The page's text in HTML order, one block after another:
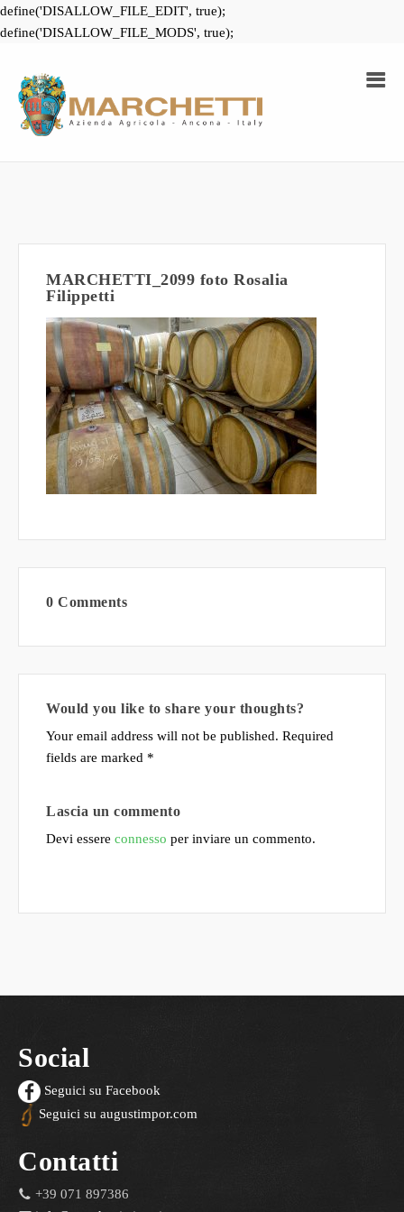
define('DISALLOW_FILE_EDIT', true);
define('DISALLOW_FILE_MODS', true);
MARCHETTI_2099 foto Rosalia
Filippetti
0 Comments
Would you like to share your thoughts?
Your email address will not be published. Required
fields are marked *
Lascia un commento
Devi essere connesso per inviare un commento.
Social
Seguici su Facebook
Seguici su augustimpor.com
Contatti
+39 071 897386